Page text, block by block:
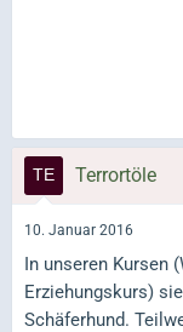
Terrortöle
10. Januar 2016
In unseren Kursen
Erziehungskurs)
Schäferhund.